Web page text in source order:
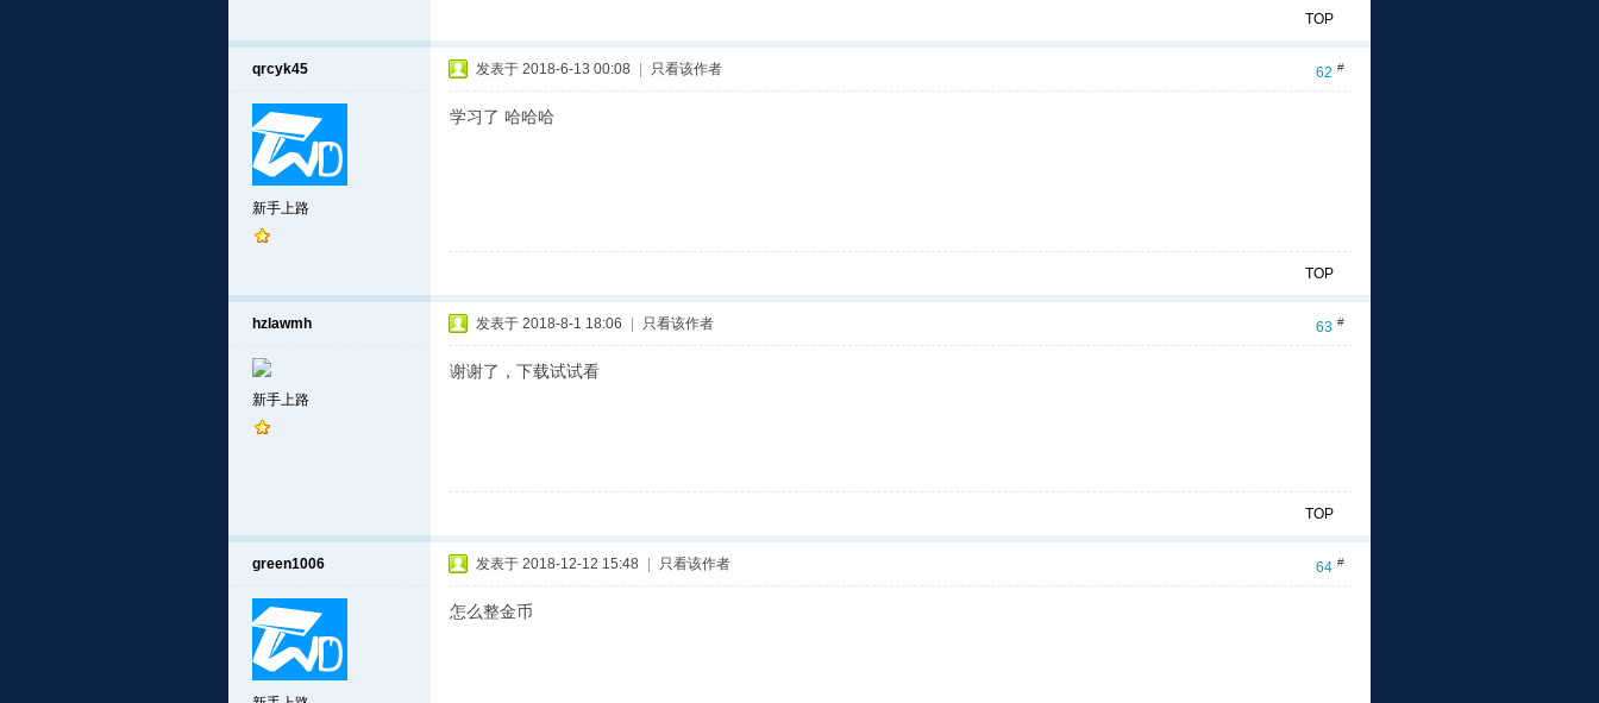
TOP
qrcyk45
新手上路
62 #
发表于 2018-6-13 00:08 只看该作者
学习了 哈哈哈
TOP
hzlawmh
新手上路
63 #
发表于 2018-8-1 18:06 只看该作者
谢谢了，下载试试看
TOP
green1006 64 #
发表于 2018-12-12 15:48 只看该作者
怎么整金币